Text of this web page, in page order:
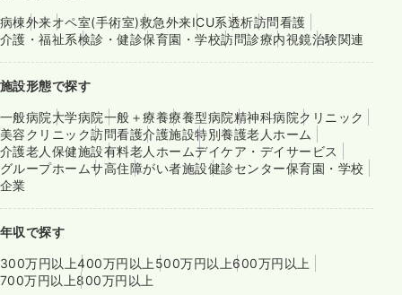
病棟外来オペ室(手術室)救急外来ICU系透析訪問看護
介護・福祉系検診・健診保育園・学校訪問診療内視鏡治験関連
施設形態で探す
一般病院大学病院一般＋療養療養型病院精神科病院クリニック
美容クリニック訪問看護介護施設特別養護老人ホーム
介護老人保健施設有料老人ホームデイケア・デイサービス
グループホームサ高住障がい者施設健診センター保育園・学校
企業
年収で探す
300万円以上400万円以上 500万円以上600万円以上
700万円以上800万円以上